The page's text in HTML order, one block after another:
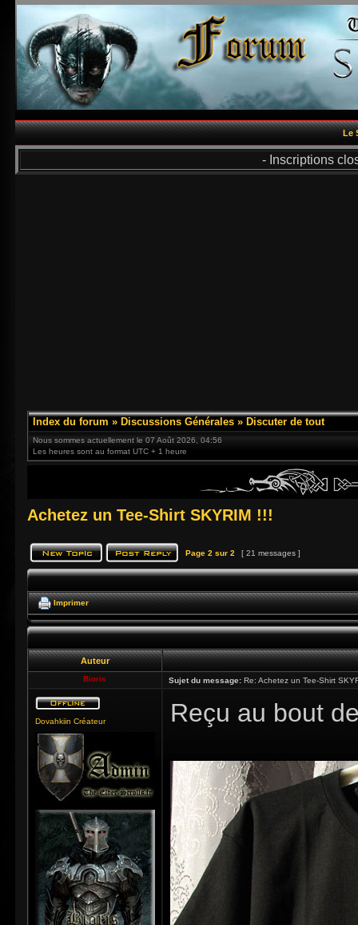
Le
- Inscriptions
Index du forum » Discussions Générales » Discuter de tout
Nous sommes actuellement le 07 Août 2026, 04:56
Les heures sont au format UTC + 1 heure
Achetez un Tee-Shirt SKYRIM !!!
Page 2 sur 2 [ 21 messages ]
Imprimer
Auteur
Bioris Sujet du message: Re: Achetez un Tee-Shirt
Dovahkiin Créateur Reçu au bout